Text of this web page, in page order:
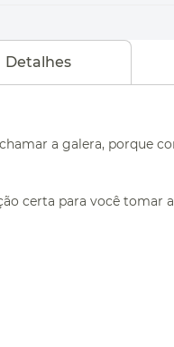
Detalhes
a galera, porque
certa para você tomar